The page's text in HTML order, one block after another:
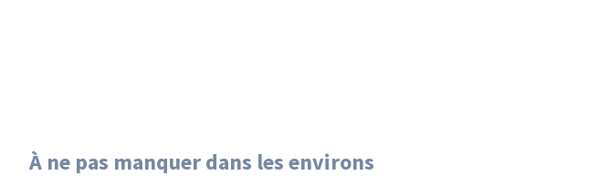
À ne pas manquer dans les environs
Villa Ephrussi de Rothschild
Leaflet données ©